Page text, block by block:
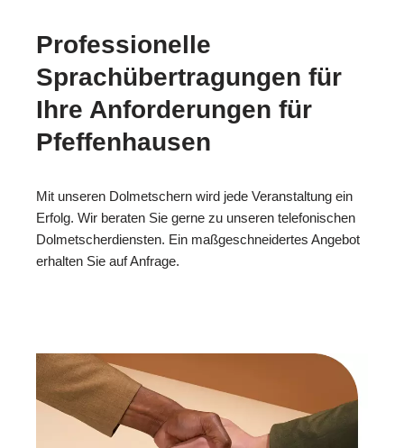
Professionelle
Sprachübertragungen für
Ihre Anforderungen für
Pfeffenhausen
Mit unseren Dolmetschern wird jede Veranstaltung ein
Erfolg. Wir beraten Sie gerne zu unseren telefonischen
Dolmetscherdiensten. Ein maßgeschneidertes Angebot
erhalten Sie auf Anfrage.